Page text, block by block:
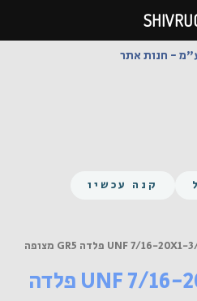
- חנות אתר
קנה עכשיו
משושה UNF 7/16-20X1-3/4 פלדה